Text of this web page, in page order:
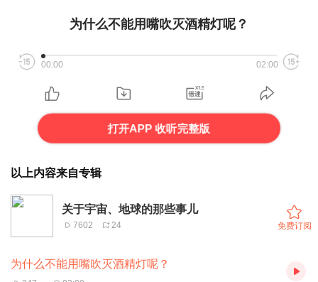
为什么不能用嘴吹灭酒精灯呢？
00:00 02:00
打开APP 收听完整版
以上内容来自专辑
关于宇宙、地球的那些事儿
7602 24 免费订阅
为什么不能用嘴吹灭酒精灯呢？